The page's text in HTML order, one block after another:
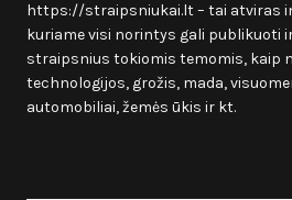
https://straipsniukai.lt– tai atviras
kuriame visi norintys gali publikuoti
straipsnius tokiomis temomis, kaip
technologijos, grožis, mada,
automobiliai, žemės ūkis ir kt.